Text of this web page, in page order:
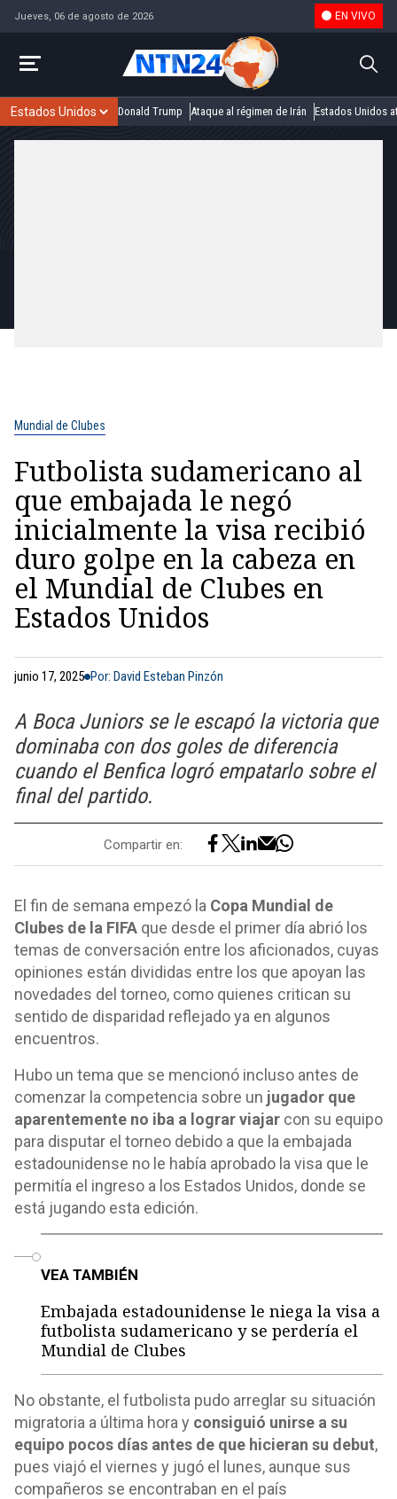
Jueves, 06 de agosto de 2026 EN VIVO
Donald Trump Ataque al régimen de Irán Estados Unidos
Mundial de Clubes
Futbolista sudamericano al
que embajada le negó
inicialmente la visa recibió
duro golpe en la cabeza en
el Mundial de Clubes en
Estados Unidos
junio 17, 2025 Por: David Esteban Pinzón
A Boca Juniors se le escapó la victoria que
dominaba con dos goles de diferencia
cuando el Benfica logró empatarlo sobre el
final del partido.
Compartir en:
El fin de semana empezó la Copa Mundial de
Clubes de la FIFA que desde el primer día abrió los
temas de conversación entre los aficionados, cuyas
opiniones están divididas entre los que apoyan las
novedades del torneo, como quienes critican su
sentido de disparidad reflejado ya en algunos
encuentros.
Hubo un tema que se mencionó incluso antes de
comenzar la competencia sobre un jugador que
aparentemente no iba a lograr viajar con su equipo
para disputar el torneo debido a que la embajada
estadounidense no le había aprobado la visa que le
permitía el ingreso a los Estados Unidos, donde se
está jugando esta edición.
VEA TAMBIÉN
Embajada estadounidense le niega la visa a
futbolista sudamericano y se perdería el
Mundial de Clubes
No obstante, el futbolista pudo arreglar su situación
migratoria a última hora y consiguió unirse a su
equipo pocos días antes de que hicieran su debut,
pues viajó el viernes y jugó el lunes, aunque sus
compañeros se encontraban en el país